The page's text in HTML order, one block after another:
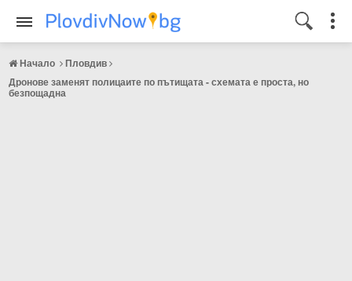
Начало
Пловдив
Дронове заменят полицаите по пътищата - схемата е проста, но
безпощадна